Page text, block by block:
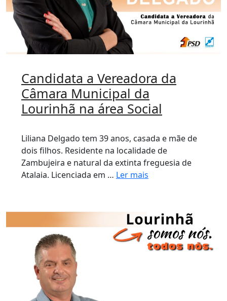
Candidata a Vereadora da
Câmara Municipal da
Lourinhã na área Social
Liliana Delgado tem 39 anos, casada e mãe de
dois filhos. Residente na localidade de
Zambujeira e natural da extinta freguesia de
Atalaia. Licenciada em … Ler mais